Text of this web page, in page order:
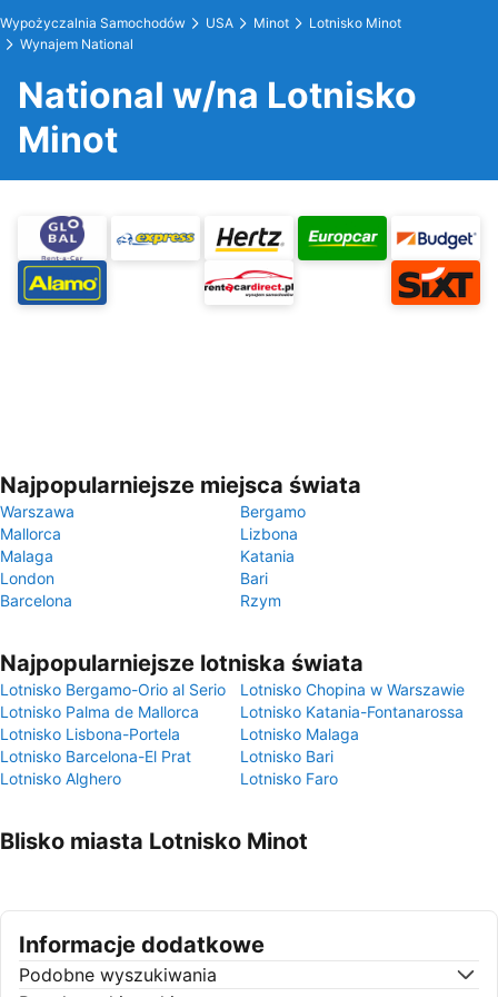
Wypożyczalnia Samochodów USA Minot
Lotnisko Minot
Wynajem National
National w/na Lotnisko
Minot
Najpopularniejsze miejsca świata
Warszawa
Bergamo
Mallorca
Lizbona
Malaga
Katania
London
Bari
Barcelona
Rzym
Najpopularniejsze lotniska świata
Lotnisko Bergamo-Orio al Serio
Lotnisko Chopina w Warszawie
Lotnisko Palma de Mallorca
Lotnisko Katania-Fontanarossa
Lotnisko Lisbona-Portela
Lotnisko Malaga
Lotnisko Barcelona-El Prat
Lotnisko Bari
Lotnisko Alghero
Lotnisko Faro
Blisko miasta Lotnisko Minot
Informacje dodatkowe
Podobne wyszukiwania